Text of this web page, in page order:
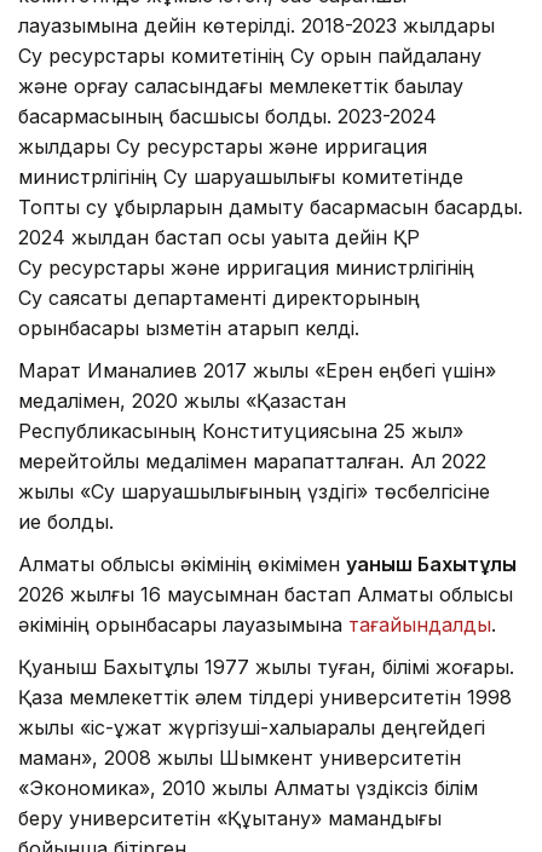
лауазымына дейін көтерілді. 2018-2023 жылдары
Су ресурстары комитетінің Су қорын пайдалану
және қорғау саласындағы мемлекеттік бақылау
басқармасының басшысы болды. 2023-2024
жылдары Су ресурстары және ирригация
министрлігінің Су шаруашылығы комитетінде
Топтық су құбырларын дамыту басқармасын басқарды.
2024 жылдан бастап осы уақытқа дейін ҚР
Су ресурстары және ирригация министрлігінің
Су саясаты департаменті директорының
орынбасары қызметін атқарып келді.
Марат Иманалиев 2017 жылы «Ерен еңбегі үшін»
медалімен, 2020 жылы «Қазақстан
Республикасының Конституциясына 25 жыл»
мерейтойлық медалімен марапатталған. Ал 2022
жылы «Су шаруашылығының үздігі» төсбелгісіне
ие болды.
Алматы облысы әкімінің өкімімен Қуаныш Бахытұлы
2026 жылғы 16 маусымнан бастап Алматы облысы
әкімінің орынбасары лауазымына тағайындалды.
Қуаныш Бахытұлы 1977 жылы туған, білімі жоғары.
Қазақ мемлекеттік әлем тілдері университетін 1998
жылы «іс-құжат жүргізуші-халықаралық деңгейдегі
маман», 2008 жылы Шымкент университетін
«Экономика», 2010 жылы Алматы үздіксіз білім
беру университетін «Құқықтану» мамандығы